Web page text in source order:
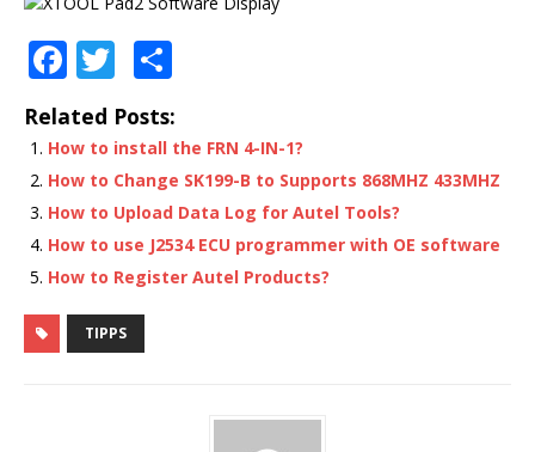
F
a
c
e
b
o
o
k
T
w
it
te
r
ar
e
Related Posts:
How to install the FRN 4-IN-1?
How to Change SK199-B to Supports 868MHZ 433MHZ
How to Upload Data Log for Autel Tools?
How to use J2534 ECU programmer with OE software
How to Register Autel Products?
TIPPS